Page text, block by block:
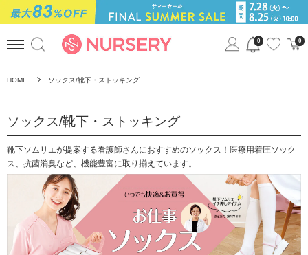
0 0
HOME ソックス/靴下・ストッキング
ソックス/靴下・ストッキング
靴下ソムリエが提案する看護師さんにおすすめのソックス！医療用着圧ソック
ス、抗菌消臭など、機能豊富に取り揃えています。